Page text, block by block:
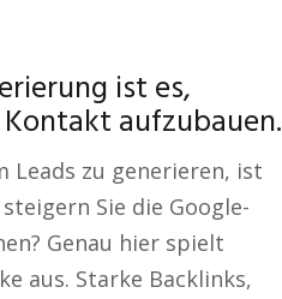
ist es,
aufzubauen.
Leads zu generieren, ist
Sie die Google-
Genau hier spielt
aus. Starke Backlinks,